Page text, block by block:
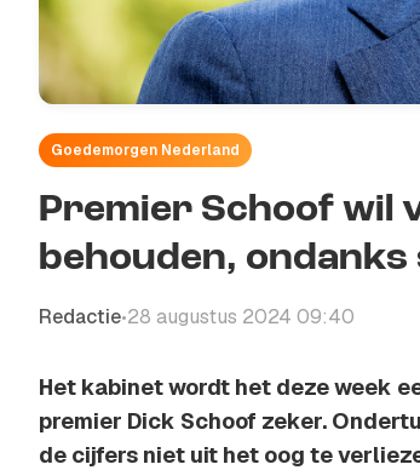
Goedemorgen Nederland
Premier Schoof wil
behouden,
Redactie•28 augustus 2024 09:40
Het kabinet wordt het deze week
premier Dick Schoof zeker.
de cijfers niet uit het oog te